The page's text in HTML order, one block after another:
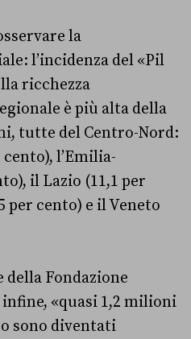
la
l’incidenza del «Pil
ricchezza
è più alta della
tutte del Centro-Nord:
l’Emilia-
il Lazio (11,1 per
per cento) e il Veneto
della Fondazione
«quasi 1,2 milioni
sono diventati